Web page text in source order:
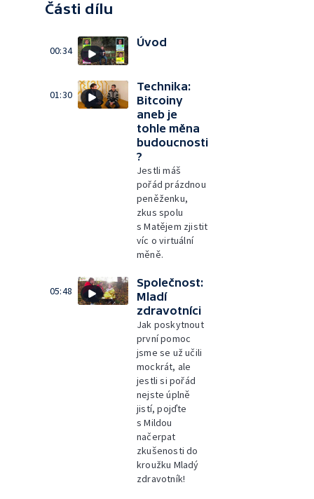
Části dílu
00:34
Úvod
01:30
Technika:
Bitcoiny
aneb je
tohle měna
budoucnosti
?
Jestli máš
pořád prázdnou
peněženku,
zkus spolu
s Matějem zjistit
víc o virtuální
měně.
05:48
Společnost:
Mladí
zdravotníci
Jak poskytnout
první pomoc
jsme se už učili
mockrát, ale
jestli si pořád
nejste úplně
jistí, pojďte
s Mildou
načerpat
zkušenosti do
kroužku Mladý
zdravotník!